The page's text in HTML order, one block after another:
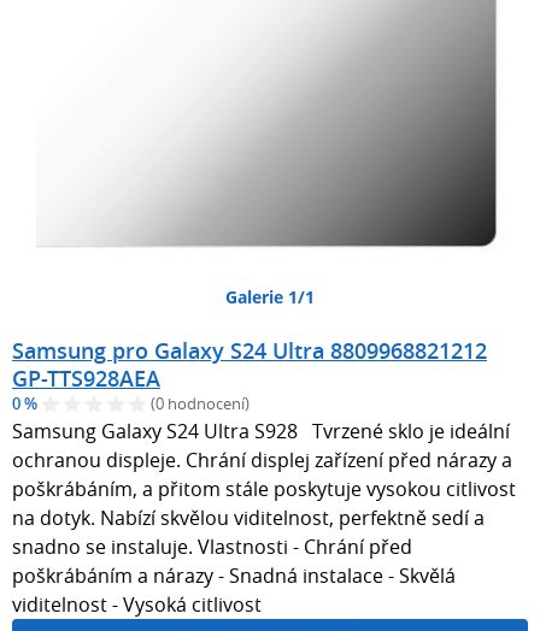
Galerie 1/1
Samsung pro Galaxy S24 Ultra 8809968821212
GP-TTS928AEA
0 % (0 hodnocení)
Samsung Galaxy S24 Ultra S928 Tvrzené sklo je ideální
ochranou displeje. Chrání displej zařízení před nárazy a
poškrábáním, a přitom stále poskytuje vysokou citlivost
na dotyk. Nabízí skvělou viditelnost, perfektně sedí a
snadno se instaluje. Vlastnosti - Chrání před
poškrábáním a nárazy - Snadná instalace - Skvělá
viditelnost - Vysoká citlivost